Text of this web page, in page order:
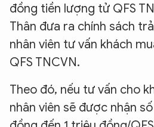
đồng tiền lượng tử QFS
Thân đưa ra chính sách
nhân viên tư vấn khách
QFS TNCVN.
Theo đó, nếu tư vấn cho
nhân viên sẽ được nhận